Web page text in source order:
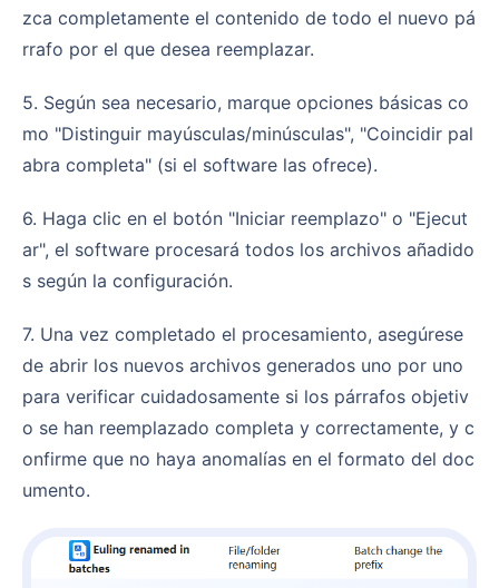
zca completamente el contenido de todo el nuevo pá
rrafo por el que desea reemplazar.
5. Según sea necesario, marque opciones básicas co
mo "Distinguir mayúsculas/minúsculas", "Coincidir pal
abra completa" (si el software las ofrece).
6. Haga clic en el botón "Iniciar reemplazo" o "Ejecut
ar", el software procesará todos los archivos añadido
s según la configuración.
7. Una vez completado el procesamiento, asegúrese
de abrir los nuevos archivos generados uno por uno
para verificar cuidadosamente si los párrafos objetiv
o se han reemplazado completa y correctamente, y c
onfirme que no haya anomalías en el formato del doc
umento.